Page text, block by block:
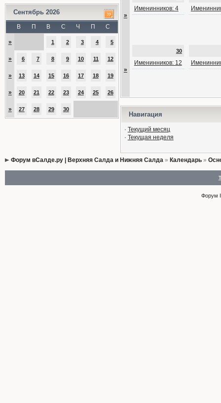
Сентябрь 2026
В П В С Ч П С
» 1 2 3 4 5
» 6 7 8 9 10 11 12
» 13 14 15 16 17 18 19
» 20 21 22 23 24 25 26
» 27 28 29 30
»
Именинников: 4
»
30
Именинников: 12
Навигация
· Текущий месяц
· Текущая неделя
Форум вСалде.ру | Верхняя Салда и Нижняя Салда» Календарь»
Форум